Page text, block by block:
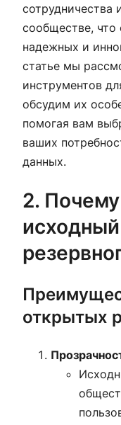
сотрудничества
сообществе, что
надежных и
статье мы
инструментов
обсудим их
помогая вам
ваших
данных.
2.
открытых